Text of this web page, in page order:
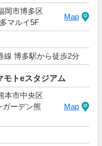
岡市博多区
マルイ5F
Map
線 博多駅から徒歩2分
トeスタジアム
本市中央区
ガーデン熊
Map